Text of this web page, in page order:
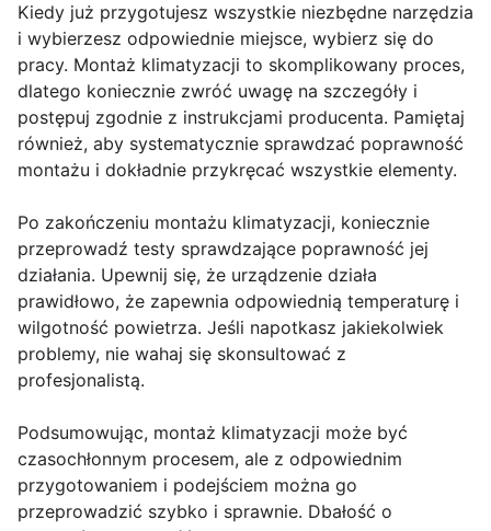
Kiedy już przygotujesz wszystkie niezbędne narzędzia
i wybierzesz odpowiednie miejsce, wybierz się do
pracy. Montaż klimatyzacji to skomplikowany proces,
dlatego koniecznie zwróć uwagę na szczegóły i
postępuj zgodnie z instrukcjami producenta. Pamiętaj
również, aby systematycznie sprawdzać poprawność
montażu i dokładnie przykręcać wszystkie elementy.
Po zakończeniu montażu klimatyzacji, koniecznie
przeprowadź testy sprawdzające poprawność jej
działania. Upewnij się, że urządzenie działa
prawidłowo, że zapewnia odpowiednią temperaturę i
wilgotność powietrza. Jeśli napotkasz jakiekolwiek
problemy, nie wahaj się skonsultować z
profesjonalistą.
Podsumowując, montaż klimatyzacji może być
czasochłonnym procesem, ale z odpowiednim
przygotowaniem i podejściem można go
przeprowadzić szybko i sprawnie. Dbałość o